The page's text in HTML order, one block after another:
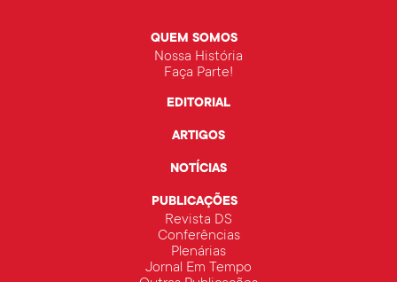
QUEM SOMOS
Nossa História
Faça Parte!
EDITORIAL
ARTIGOS
NOTÍCIAS
PUBLICAÇÕES
Revista DS
Conferências
Plenárias
Jornal Em Tempo